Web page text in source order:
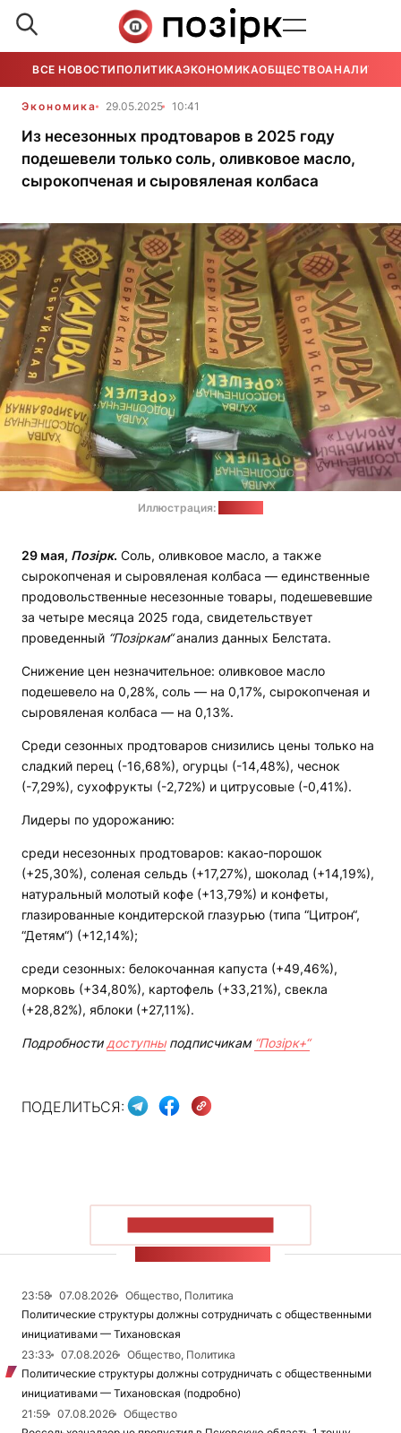
ВСЕ НОВОСТИ ПОЛИТИКАЭКОНОМИКАОБЩЕСТВОАНАЛИТИКА
Экономика 29.05.2025 10:41
Из несезонных продтоваров в 2025 году
подешевели только соль, оливковое масло,
сырокопченая и сыровяленая колбаса
Иллюстрация:
29 мая, Позірк. Соль, оливковое масло, а также
сырокопченая и сыровяленая колбаса — единственные
продовольственные несезонные товары, подешевевшие
за четыре месяца 2025 года, свидетельствует
проведенный “Позіркам“анализ данных Белстата.
Снижение цен незначительное: оливковое масло
подешевело на 0,28%, соль — на 0,17%, сырокопченая и
сыровяленая колбаса — на 0,13%.
Среди сезонных продтоваров снизились цены только на
сладкий перец (-16,68%), огурцы (-14,48%), чеснок
(-7,29%), сухофрукты (-2,72%) и цитрусовые (-0,41%).
Лидеры по удорожанию:
среди несезонных продтоваров: какао-порошок
(+25,30%), соленая сельдь (+17,27%), шоколад (+14,19%),
натуральный молотый кофе (+13,79%) и конфеты,
глазированные кондитерской глазурью (типа “Цитрон“,
“Детям“) (+12,14%);
среди сезонных: белокочанная капуста (+49,46%),
морковь (+34,80%), картофель (+33,21%), свекла
(+28,82%), яблоки (+27,11%).
Подробности доступныподписчикам “Позірк+“
ПОДЕЛИТЬСЯ:
23:58 07.08.2026
Общество, Политика
Политические структуры должны сотрудничать с общественными
инициативами — Тихановская
23:33
07.08.2026
Общество, Политика
Политические структуры должны сотрудничать с общественными
инициативами — Тихановская (подробно)
21:59
07.08.2026
Общество